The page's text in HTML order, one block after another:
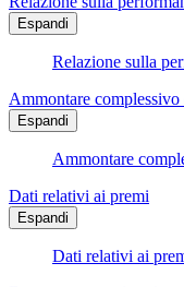
Espandi
Relazione sulla
Ammontare complessivo
Espandi
Ammontare
Dati relativi ai premi
Espandi
Dati relativi ai